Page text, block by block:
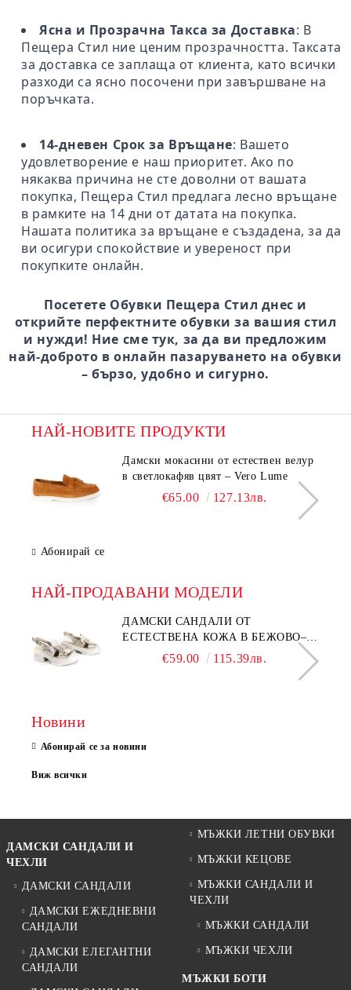
Ясна и Прозрачна Такса за Доставка: В
Пещера Стил ние ценим прозрачността. Таксата
за доставка се заплаща от клиента, като всички
разходи са ясно посочени при завършване на
поръчката.
14-дневен Срок за Връщане: Вашето
удовлетворение е наш приоритет. Ако по
някаква причина не сте доволни от вашата
покупка, Пещера Стил предлага лесно връщане
в рамките на 14 дни от датата на покупка.
Нашата политика за връщане е създадена, за да
ви осигури спокойствие и увереност при
покупките онлайн.
Посетете Обувки Пещера Стил днес и
открийте перфектните обувки за вашия стил
и нужди! Ние сме тук, за да ви предложим
най-доброто в онлайн пазаруването на обувки
– бързо, удобно и сигурно.
НАЙ-НОВИТЕ ПРОДУКТИ
Дамски мокасини от естествен велур
в светлокафяв цвят – Vero Lume
€65.00 127.13лв.
Абонирай се
НАЙ-ПРОДАВАНИ МОДЕЛИ
ДАМСКИ САНДАЛИ ОТ
ЕСТЕСТВЕНА КОЖА В БЕЖОВО–
МОДЕЛ NOVA.
€59.00 115.39лв.
Новини
Абонирай се за новини
Виж всички
ДАМСКИ САНДАЛИ И
ЧЕХЛИ
ДАМСКИ САНДАЛИ
ДАМСКИ ЕЖЕДНЕВНИ
САНДАЛИ
ДАМСКИ ЕЛЕГАНТНИ
САНДАЛИ
МЪЖКИ ЛЕТНИ ОБУВКИ
МЪЖКИ КЕЦОВЕ
МЪЖКИ САНДАЛИ И
ЧЕХЛИ
МЪЖКИ САНДАЛИ
МЪЖКИ ЧЕХЛИ
МЪЖКИ БОТИ